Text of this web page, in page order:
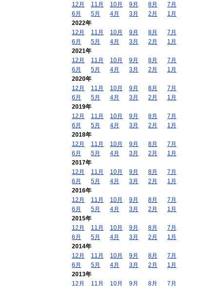
12月
11月 10月 9月 8月
7月
6月
5月 4月 3月 2月
1月
2022年
12月
11月 10月 9月 8月
7月
6月
5月 4月 3月 2月
1月
2021年
12月
11月 10月 9月 8月
7月
6月
5月 4月 3月 2月
1月
2020年
12月
11月 10月 9月 8月
7月
6月
5月 4月 3月 2月
1月
2019年
12月
11月 10月 9月 8月
7月
6月
5月 4月 3月 2月
1月
2018年
12月
11月 10月 9月 8月
7月
6月
5月 4月 3月 2月
1月
2017年
12月
11月 10月 9月 8月
7月
6月
5月 4月 3月 2月
1月
2016年
12月
11月 10月 9月 8月
7月
6月
5月 4月 3月 2月
1月
2015年
12月
11月 10月 9月 8月
7月
6月
5月 4月 3月 2月
1月
2014年
12月
11月 10月 9月 8月
7月
6月
5月 4月 3月 2月
1月
2013年
12月
11月 10月 9月 8月 7月